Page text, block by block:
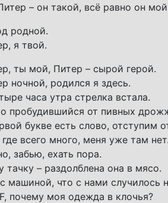
– он такой, всё равно он
родной.
я твой.
ты мой, Питер – сырой герой.
ночной, родился я здесь.
часа утра стрелка встала.
пробудившийся от пивных
букве есть слово, отступим
всего много, меня уже там нет.
забью, ехать пора.
тачку – раздолблена она в мясо.
машиной, что с нами случилось
почему моя одежда в клочья?